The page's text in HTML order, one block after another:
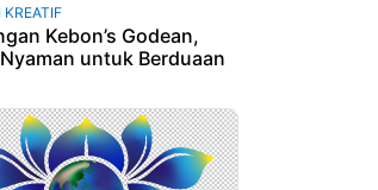
KREATIF
Kebon’s Godean,
untuk Berduaan